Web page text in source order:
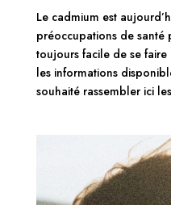
Le cadmium est
préoccupations de santé
toujours facile de se
les informations
souhaité rassembler ici